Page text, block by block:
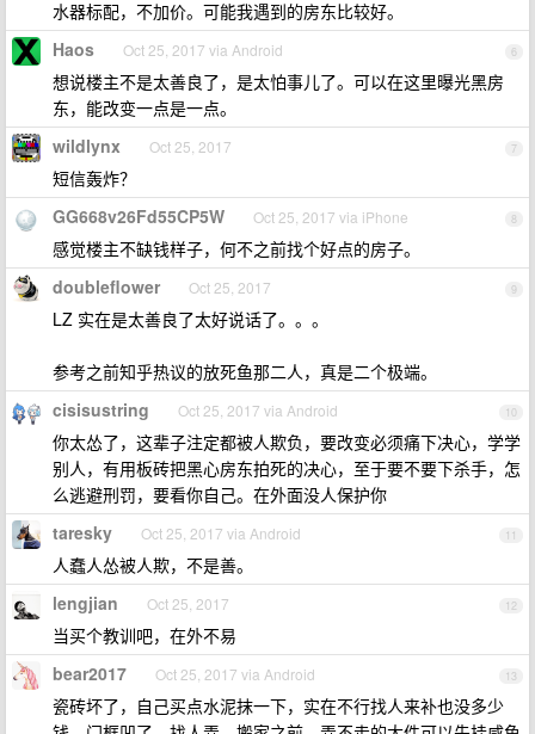
水器标配，不加价。可能我遇到的房东比较好。
6
Haos Oct 25, 2017 via Android
想说楼主不是太善良了，是太怕事儿了。可以在这里曝光黑房
东，能改变一点是一点。
7
wildlynx Oct 25, 2017
短信轰炸？
8
GG668v26Fd55CP5W Oct 25, 2017 via iPhone
感觉楼主不缺钱样子，何不之前找个好点的房子。
9
doubleflower Oct 25, 2017
LZ 实在是太善良了太好说话了。。。
参考之前知乎热议的放死鱼那二人，真是二个极端。
10
cisisustring Oct 25, 2017 via Android
你太怂了，这辈子注定都被人欺负，要改变必须痛下决心，学学
别人，有用板砖把黑心房东拍死的决心，至于要不要下杀手，怎
么逃避刑罚，要看你自己。在外面没人保护你
11
taresky Oct 25, 2017 via Android
人蠢人怂被人欺，不是善。
12
lengjian Oct 25, 2017
当买个教训吧，在外不易
13
bear2017 Oct 25, 2017 via Android
瓷砖坏了，自己买点水泥抹一下，实在不行找人来补也没多少